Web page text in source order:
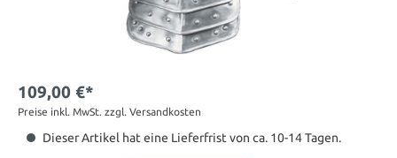
109,00 €*
Preise inkl. MwSt. zzgl. Versandkosten
Dieser Artikel hat eine Lieferfrist von ca. 10-14 Tagen.